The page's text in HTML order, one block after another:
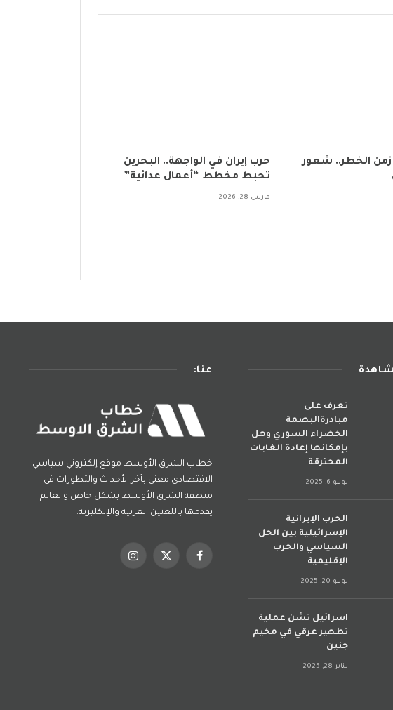
زمن الخطر.. شعور
حرب إيران في الواجهة.. البحرين
تحبط مخطط “أعمال عدائية”
مارس 28, 2026
تعرف على
مبادرةالبصمة
الخضراء السوري وهل
بإمكانها إعادة الغابات
المحترقة
يوليو 6, 2025
الحرب الإيرانية
الإسرائيلية بين الحل
السياسي والحرب
الإقليمية
يونيو 20, 2025
اسرائيل تشن عملية
تطهير عرقي في مخيم
جنين
يناير 28, 2025
عنا:
خطاب الشرق الأوسط موقع إلكتروني سياسي
الاقتصادي معني بأخر الأحداث والتطورات في
منطقة الشرق الأوسط بشكل خاص والعالم
يقدمها باللغتين العربية والإنكليزية.
فيسبوكX
الانستغرام